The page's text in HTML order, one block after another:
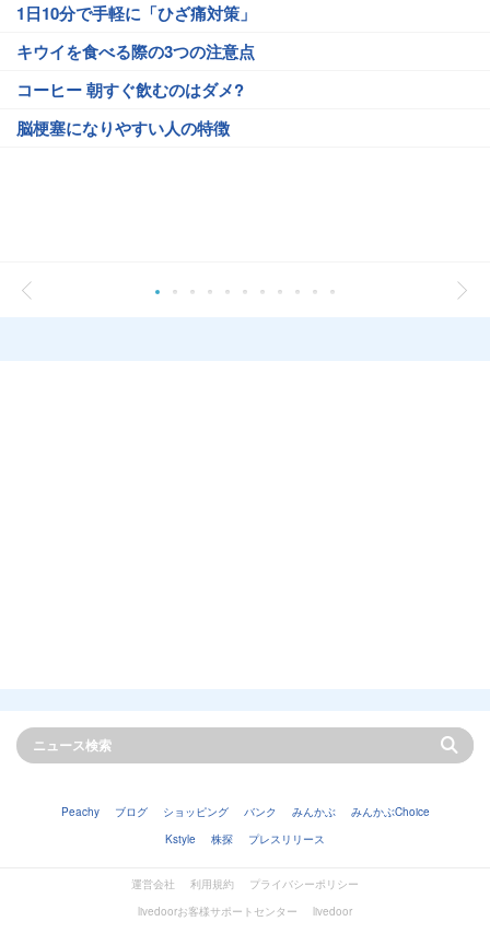
1日10分で手軽に「ひざ痛対策」
キウイを食べる際の3つの注意点
コーヒー 朝すぐ飲むのはダメ?
脳梗塞になりやすい人の特徴
Peachy ブログ ショッピング バンク みんかぶ
みんかぶChoice
Kstyle
株探 プレスリリース
運営会社 利用規約
プライバシーポリシー
livedoorお客様サポートセンター
livedoor